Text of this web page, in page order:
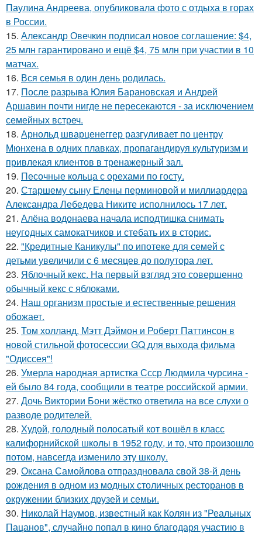
Паулина Андреева, опубликовала фото с отдыха в горах
в России.
15. Александр Овечкин подписал новое соглашение: $4,
25 млн гарантировано и ещё $4, 75 млн при участии в 10
матчах.
16. Вся семья в один день родилась.
17. После разрыва Юлия Барановская и Андрей
Аршавин почти нигде не пересекаются - за исключением
семейных встреч.
18. Арнольд шварценеггер разгуливает по центру
Мюнхена в одних плавках, пропагандируя культуризм и
привлекая клиентов в тренажерный зал.
19. Песочные кольца с орехами по госту.
20. Старшему сыну Елены перминовой и миллиардера
Александра Лебедева Никите исполнилось 17 лет.
21. Алёна водонаева начала исподтишка снимать
неугодных самокатчиков и стебать их в сторис.
22. "Кредитные Каникулы" по ипотеке для семей с
детьми увеличили с 6 месяцев до полутора лет.
23. Яблочный кекс. На первый взгляд это совершенно
обычный кекс с яблоками.
24. Наш организм простые и естественные решения
обожает.
25. Том холланд, Мэтт Дэймон и Роберт Паттинсон в
новой стильной фотосессии GQ для выхода фильма
"Одиссея"!
26. Умерла народная артистка Ссср Людмила чурсина -
ей было 84 года, сообщили в театре российской армии.
27. Дочь Виктории Бони жёстко ответила на все слухи о
разводе родителей.
28. Худой, голодный полосатый кот вошёл в класс
калифорнийской школы в 1952 году, и то, что произошло
потом, навсегда изменило эту школу.
29. Оксана Самойлова отпраздновала свой 38-й день
рождения в одном из модных столичных ресторанов в
окружении близких друзей и семьи.
30. Николай Наумов, известный как Колян из "Реальных
Пацанов", случайно попал в кино благодаря участию в